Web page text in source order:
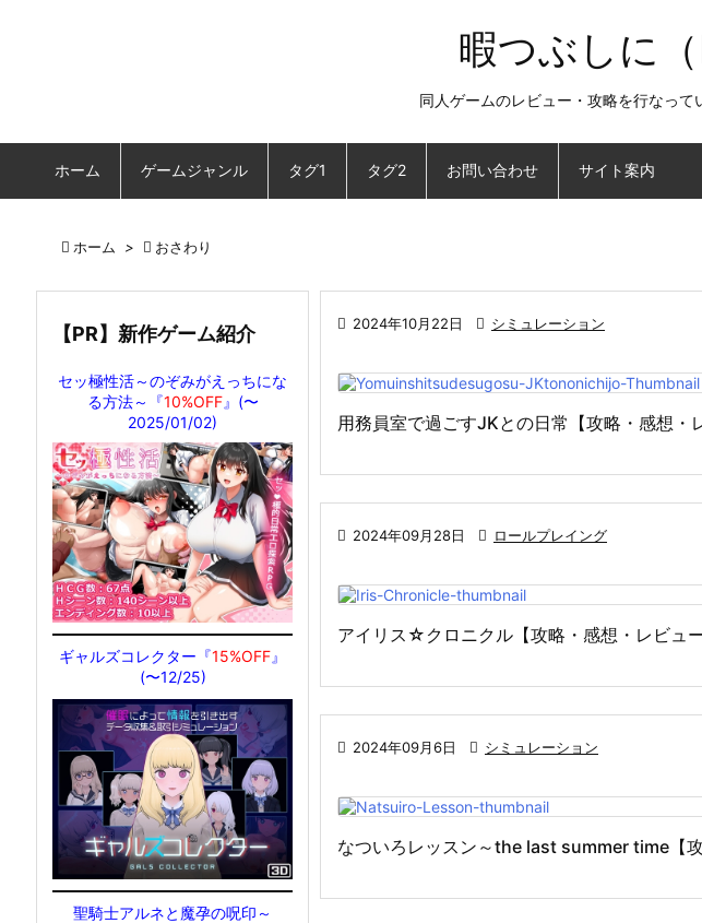
暇つぶしに
同人ゲームのレビュー・攻略を行なっ
ホーム ゲームジャンル タグ1 タグ2 お問い合わせ サイト案内
 ホーム >  おさわり
 2024年10月22日  シミュレーション
用務員室で過ごすJKとの日常【攻略・感想・
 2024年09月28日  ロールプレイング
アイリス☆クロニクル【攻略・感想・レビュー
 2024年09月6日  シミュレーション
なついろレッスン～the last summer time【攻
【PR】新作ゲーム紹介
セッ極性活～のぞみがえっちにな
る方法～『10%OFF』(〜
2025/01/02)
ギャルズコレクター『15%OFF』
(〜12/25)
聖騎士アルネと魔孕の呪印～